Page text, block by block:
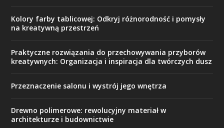
Kolory farby tablicowej: Odkryj różnorodność i pomysły
na kreatywną przestrzeń
Praktyczne rozwiązania do przechowywania przyborów
kreatywnych: Organizacja i inspiracja dla twórczych dusz
Przeznaczenie salonu i wystrój jego wnętrza
Drewno polimerowe: rewolucyjny materiał w
architekturze i budownictwie